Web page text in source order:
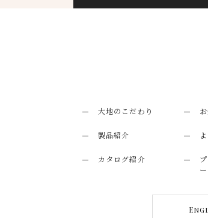
大地のこだわり
製品紹介
カタログ紹介
ー